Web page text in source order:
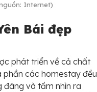
Internet)
Bái đẹp
phát triển về cả chất
phần các homestay đều
đãng và tầm nhìn ra